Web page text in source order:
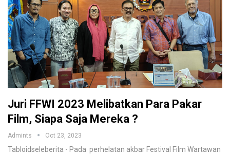
Juri FFWI 2023 Melibatkan Para Pakar
Film, Siapa Saja Mereka ?
Admints Oct 23, 2023
Tabloidseleberita - Pada perhelatan akbar Festival Film Wartawan